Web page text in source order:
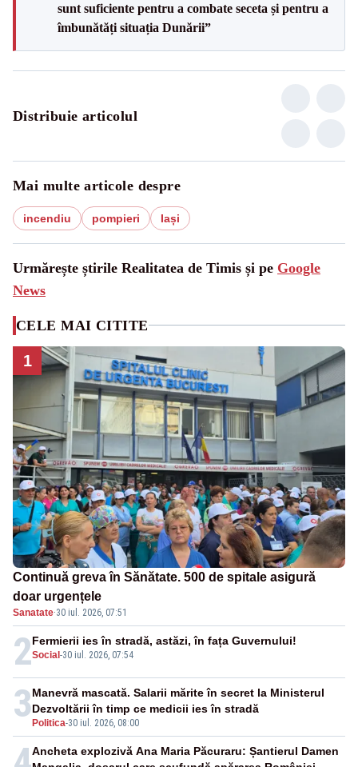
sunt suficiente pentru a combate seceta și pentru a
îmbunătăți situația Dunării”
Distribuie articolul
Mai multe articole despre
incendiu pompieri Iași
Urmărește știrile Realitatea de Timis și pe Google
News
CELE MAI CITITE
1
Continuă greva în Sănătate. 500 de spitale asigură
doar urgențele
Sanatate·30 iul. 2026, 07:51
2Social -30 iul. 2026, 07:54
Fermierii ies în stradă, astăzi, în fața Guvernului!
3 Politica-30 iul. 2026, 08:00
Manevră mascată. Salarii mărite în secret la Ministerul
Dezvoltării în timp ce medicii ies în stradă
Ancheta explozivă Ana Maria Păcuraru: Șantierul Damen